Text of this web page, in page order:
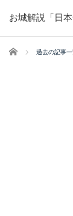
お城解説「日
ホーム 過去の記事